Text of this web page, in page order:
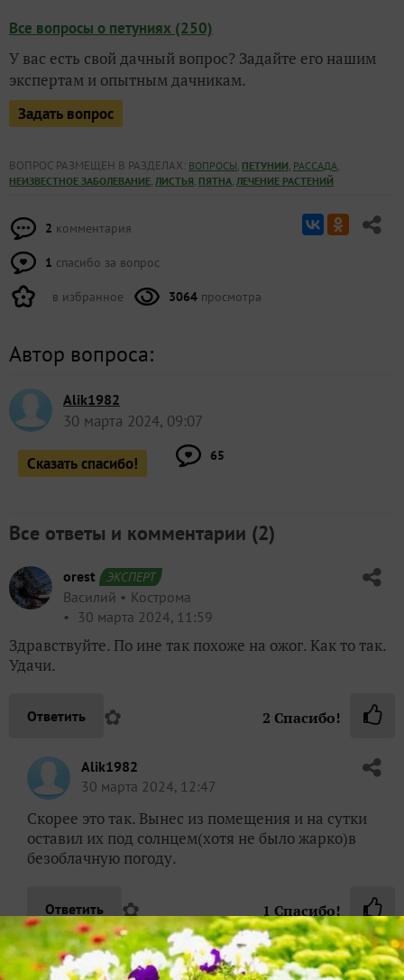
Все вопросы о петуниях (250)
У вас есть свой дачный вопрос? Задайте его нашим
экспертам и опытным дачникам.
Задать вопрос
ВОПРОС РАЗМЕЩЕН В РАЗДЕЛАХ: ВОПРОСЫ, ПЕТУНИИ, РАССАДА,
НЕИЗВЕСТНОЕ ЗАБОЛЕВАНИЕ, ЛИСТЬЯ, ПЯТНА, ЛЕЧЕНИЕ РАСТЕНИЙ
2 комментария
1 спасибо за вопрос
в избранное 3064 просмотра
Автор вопроса:
Alik1982
30 марта 2024, 09:07
Сказать спасибо! 65
Все ответы и комментарии (2)
orest ЭКСПЕРТ
Василий
Кострома
30 марта 2024, 11:59
Здравствуйте. По ине так похоже на ожог. Как то так.
Удачи.
Ответить ✿ 2 Спасибо!
Alik1982
30 марта 2024, 12:47
Скорее это так. Вынес из помещения и на сутки
оставил их под солнцем(хотя не было жарко)в
безоблачную погоду.
Ответить ✿ 1 Спасибо!
Пожалуйста, оставьте комментарий